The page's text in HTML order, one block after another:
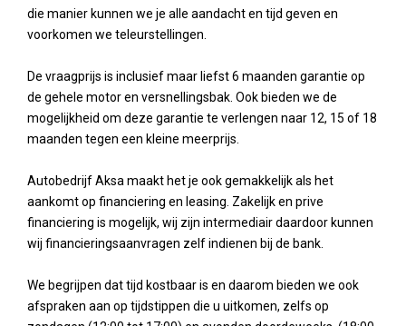
die manier kunnen we je alle aandacht en tijd geven en
voorkomen we teleurstellingen.
De vraagprijs is inclusief maar liefst 6 maanden garantie op
de gehele motor en versnellingsbak. Ook bieden we de
mogelijkheid om deze garantie te verlengen naar 12, 15 of 18
maanden tegen een kleine meerprijs.
Autobedrijf Aksa maakt het je ook gemakkelijk als het
aankomt op financiering en leasing. Zakelijk en prive
financiering is mogelijk, wij zijn intermediair daardoor kunnen
wij financieringsaanvragen zelf indienen bij de bank.
We begrijpen dat tijd kostbaar is en daarom bieden we ook
afspraken aan op tijdstippen die u uitkomen, zelfs op